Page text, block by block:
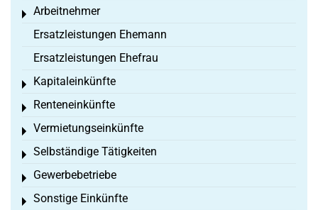
Arbeitnehmer
Toggle menu
Ersatzleistungen Ehemann
Ersatzleistungen Ehefrau
Kapitaleinkünfte
Toggle menu
Renteneinkünfte
Toggle menu
Vermietungseinkünfte
Toggle menu
Selbständige Tätigkeiten
Toggle menu
Gewerbebetriebe
Toggle menu
Sonstige Einkünfte
Toggle menu